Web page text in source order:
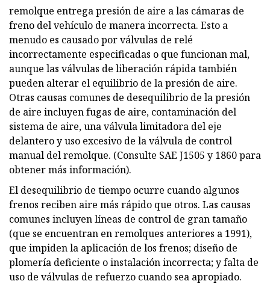
remolque entrega presión de aire a las cámaras de
freno del vehículo de manera incorrecta. Esto a
menudo es causado por válvulas de relé
incorrectamente especificadas o que funcionan mal,
aunque las válvulas de liberación rápida también
pueden alterar el equilibrio de la presión de aire.
Otras causas comunes de desequilibrio de la presión
de aire incluyen fugas de aire, contaminación del
sistema de aire, una válvula limitadora del eje
delantero y uso excesivo de la válvula de control
manual del remolque. (Consulte SAE J1505 y 1860 para
obtener más información).
El desequilibrio de tiempo ocurre cuando algunos
frenos reciben aire más rápido que otros. Las causas
comunes incluyen líneas de control de gran tamaño
(que se encuentran en remolques anteriores a 1991),
que impiden la aplicación de los frenos; diseño de
plomería deficiente o instalación incorrecta; y falta de
uso de válvulas de refuerzo cuando sea apropiado.